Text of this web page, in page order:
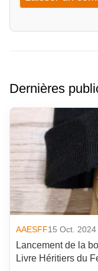
Dernières
AAESFF15 Oct. 2024
Lancement de la
Livre Héritiers du